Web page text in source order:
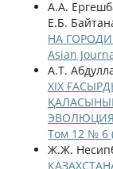
А.А.
Е.Б.
НА
Asian
А.Т.
ХІХ
Том 12 № 6
Ж.Ж.